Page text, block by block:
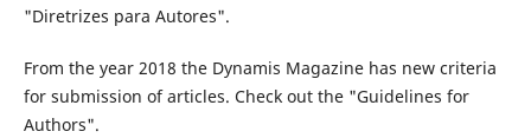
"Diretrizes para Autores".
From the year 2018 the Dynamis Magazine has new criteria
for submission of articles. Check out the "Guidelines for
Authors".